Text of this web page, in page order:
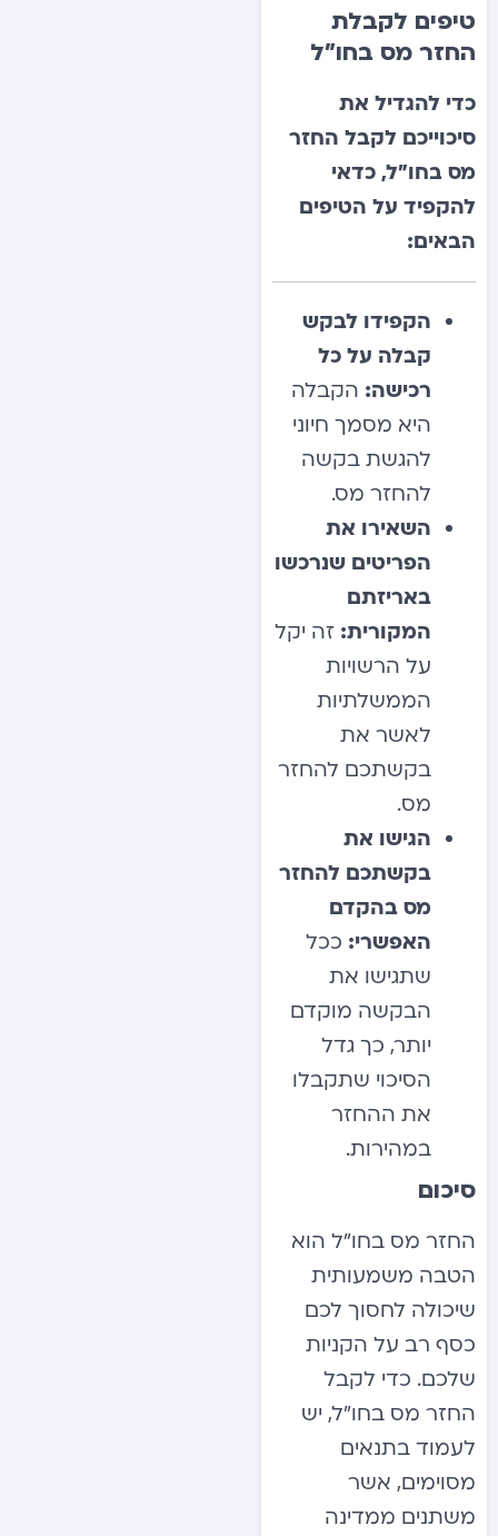
טיפים לקבלת
החזר מס בחו”ל
כדי להגדיל את
סיכוייכם לקבל החזר
מס בחו”ל, כדאי
להקפיד על הטיפים
הבאים:
הקפידו לבקש
קבלה על כל
רכישה: הקבלה
היא מסמך חיוני
להגשת בקשה
להחזר מס.
השאירו את
הפריטים שנרכשו
באריזתם
המקורית: זה יקל
על הרשויות
הממשלתיות
לאשר את
בקשתכם להחזר
מס.
הגישו את
בקשתכם להחזר
מס בהקדם
האפשרי: ככל
שתגישו את
הבקשה מוקדם
יותר, כך גדל
הסיכוי שתקבלו
את ההחזר
במהירות.
סיכום
החזר מס בחו”ל הוא
הטבה משמעותית
שיכולה לחסוך לכם
כסף רב על הקניות
שלכם. כדי לקבל
החזר מס בחו”ל, יש
לעמוד בתנאים
מסוימים, אשר
משתנים ממדינה